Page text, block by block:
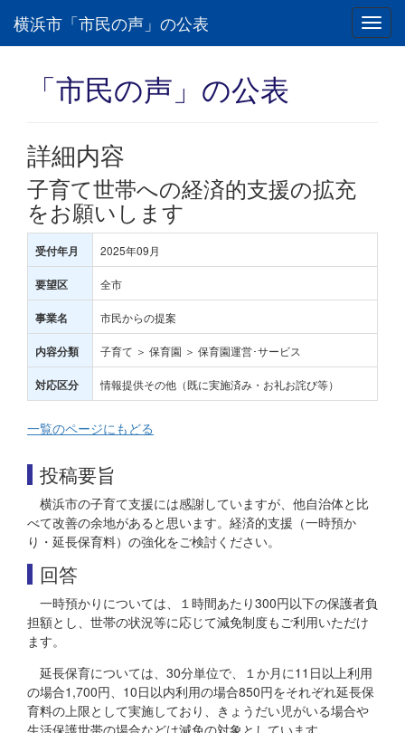
横浜市「市民の声」の公表
「市民の声」の公表
詳細内容
子育て世帯への経済的支援の拡充
をお願いします
受付年月 2025年09月
要望区 全市
事業名 市民からの提案
内容分類 子育て ＞ 保育園 ＞ 保育園運営･サービス
対応区分 情報提供その他（既に実施済み・お礼お詫び等）
一覧のページにもどる
投稿要旨
横浜市の子育て支援には感謝していますが、他自治体と比
べて改善の余地があると思います。経済的支援（一時預か
り・延長保育料）の強化をご検討ください。
回答
一時預かりについては、１時間あたり300円以下の保護者負
担額とし、世帯の状況等に応じて減免制度もご利用いただけ
ます。
延長保育については、30分単位で、１か月に11日以上利用
の場合1,700円、10日以内利用の場合850円をそれぞれ延長保
育料の上限として実施しており、きょうだい児がいる場合や
生活保護世帯の場合などは減免の対象としています。